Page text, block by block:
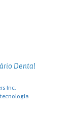
Dental
Inc.